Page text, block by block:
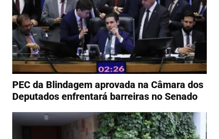
PEC da Blindagem aprovada na Câmara dos
Deputados enfrentará barreiras no Senado